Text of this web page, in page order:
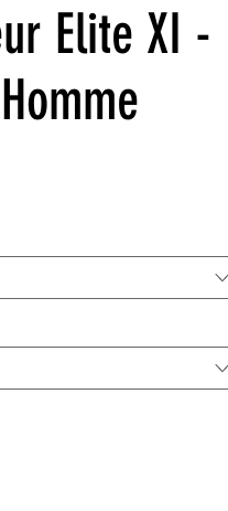
Elite XI -